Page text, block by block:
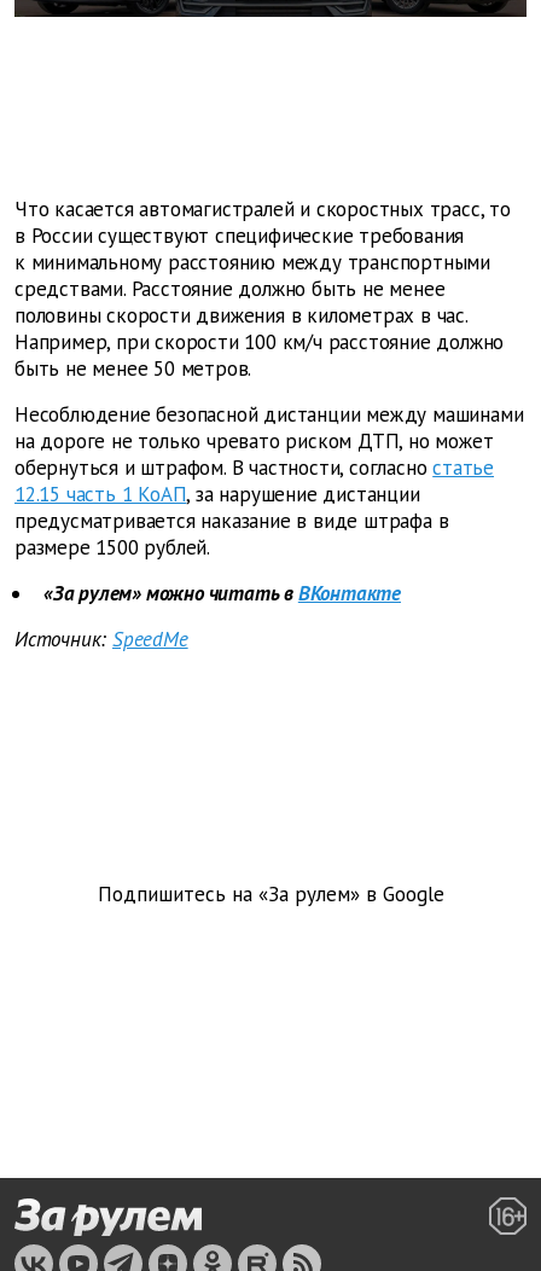
Что касается автомагистралей и скоростных трасс, то
в России существуют специфические требования
к минимальному расстоянию между транспортными
средствами. Расстояние должно быть не менее
половины скорости движения в километрах в час.
Например, при скорости 100 км/ч расстояние должно
быть не менее 50 метров.
Несоблюдение безопасной дистанции между машинами
на дороге не только чревато риском ДТП, но может
обернуться и штрафом. В частности, согласно статье
12.15 часть 1 КоАП, за нарушение дистанции
предусматривается наказание в виде штрафа в
размере 1500 рублей.
«За рулем» можно читать вВКонтакте
Источник: SpeedMe
Подпишитесь на «За рулем» в Google